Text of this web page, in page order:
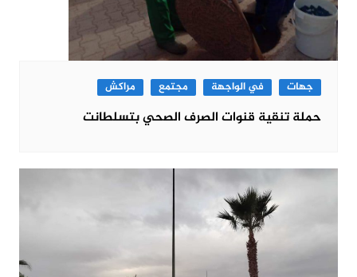
جهات في الواجهة مجتمع مراكش
حملة تنقية قنوات الصرف الصحي بتسلطانت